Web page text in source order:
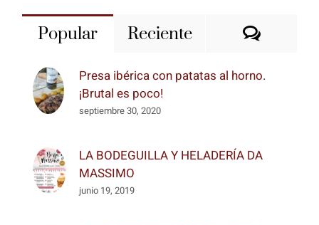
Popular Reciente
Presa ibérica con patatas al horno.
¡Brutal es poco!
septiembre 30, 2020
LA BODEGUILLA Y HELADERÍA DA
MASSIMO
junio 19, 2019